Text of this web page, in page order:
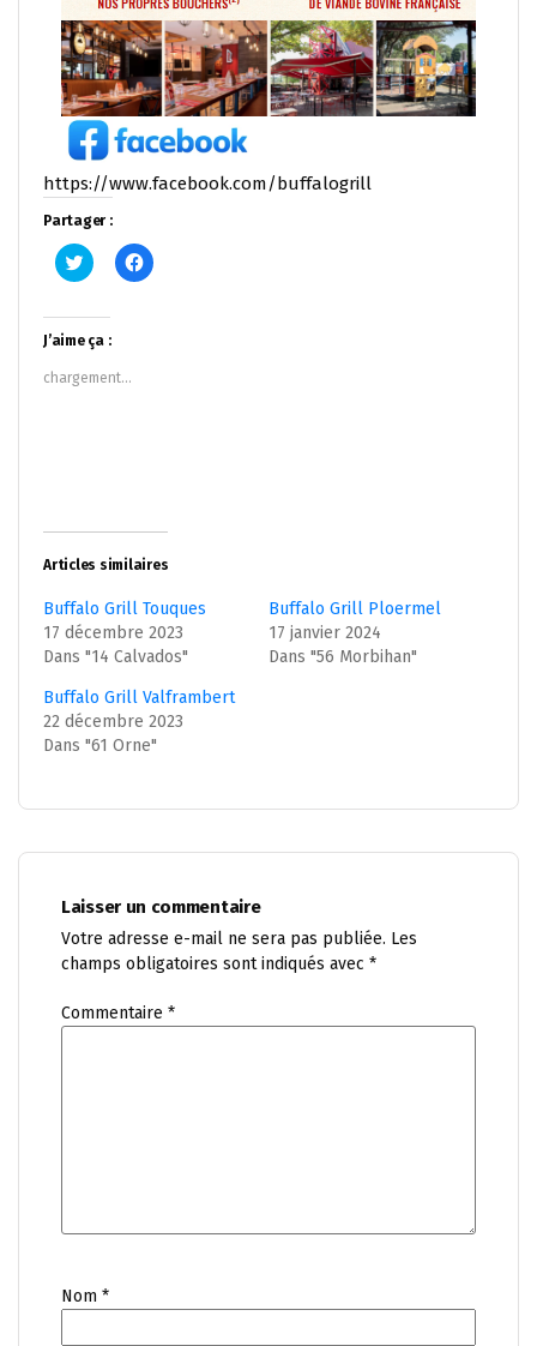
https://www.facebook.com/buffalogrill
Partager :
Cliquez
pour
Twitter(ouvre
dans
une
nouvelle
fenêtre)
Cliquez
pour
J’aime ça :
chargement…
Articles similaires
Buffalo Grill Touques
17 décembre 2023
Dans "14 Calvados"
Buffalo Grill Ploermel
17 janvier 2024
Dans "56 Morbihan"
Buffalo Grill Valframbert
22 décembre 2023
Dans "61 Orne"
Laisser un commentaire
Votre adresse e-mail ne sera pas publiée. Les
champs obligatoires sont indiqués avec *
Commentaire *
Nom *